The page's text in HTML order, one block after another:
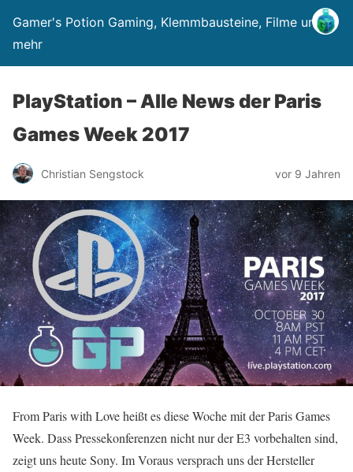
Gamer's Potion Gaming, Klemmbausteine, Filme und
mehr
PlayStation – Alle News der Paris
Games Week 2017
Christian Sengstock vor 9 Jahren
From Paris with Love heißt es diese Woche mit der Paris Games
Week. Dass Pressekonferenzen nicht nur der E3 vorbehalten sind,
zeigt uns heute Sony. Im Voraus versprach uns der Hersteller